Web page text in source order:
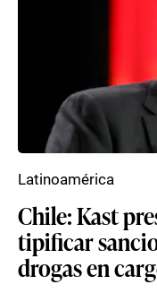
Chile: Kast
tipificar
drogas en
Latinoamérica